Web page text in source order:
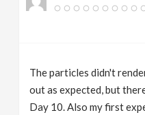
The particles didn't
out as expected, but
Day 10. Also my first